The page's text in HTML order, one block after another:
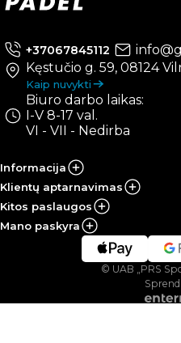
+37067845112
Kęstučio g. 59, 08124
Kaip nuvykti
Biuro darbo laikas:
I-V 8-17 val.
VI - VII - Nedirba
Informacija
Klientų aptarnavimas
Kitos paslaugos
Mano paskyra
© UAB „PRS